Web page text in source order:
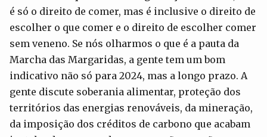
é só o direito de comer, mas é inclusive o direito de
escolher o que comer e o direito de escolher comer
sem veneno. Se nós olharmos o que é a pauta da
Marcha das Margaridas, a gente tem um bom
indicativo não só para 2024, mas a longo prazo. A
gente discute soberania alimentar, proteção dos
territórios das energias renováveis, da mineração,
da imposição dos créditos de carbono que acabam